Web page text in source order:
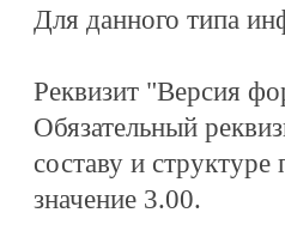
Для данного типа
Реквизит "Версия
Обязательный
составу и
значение 3.00.